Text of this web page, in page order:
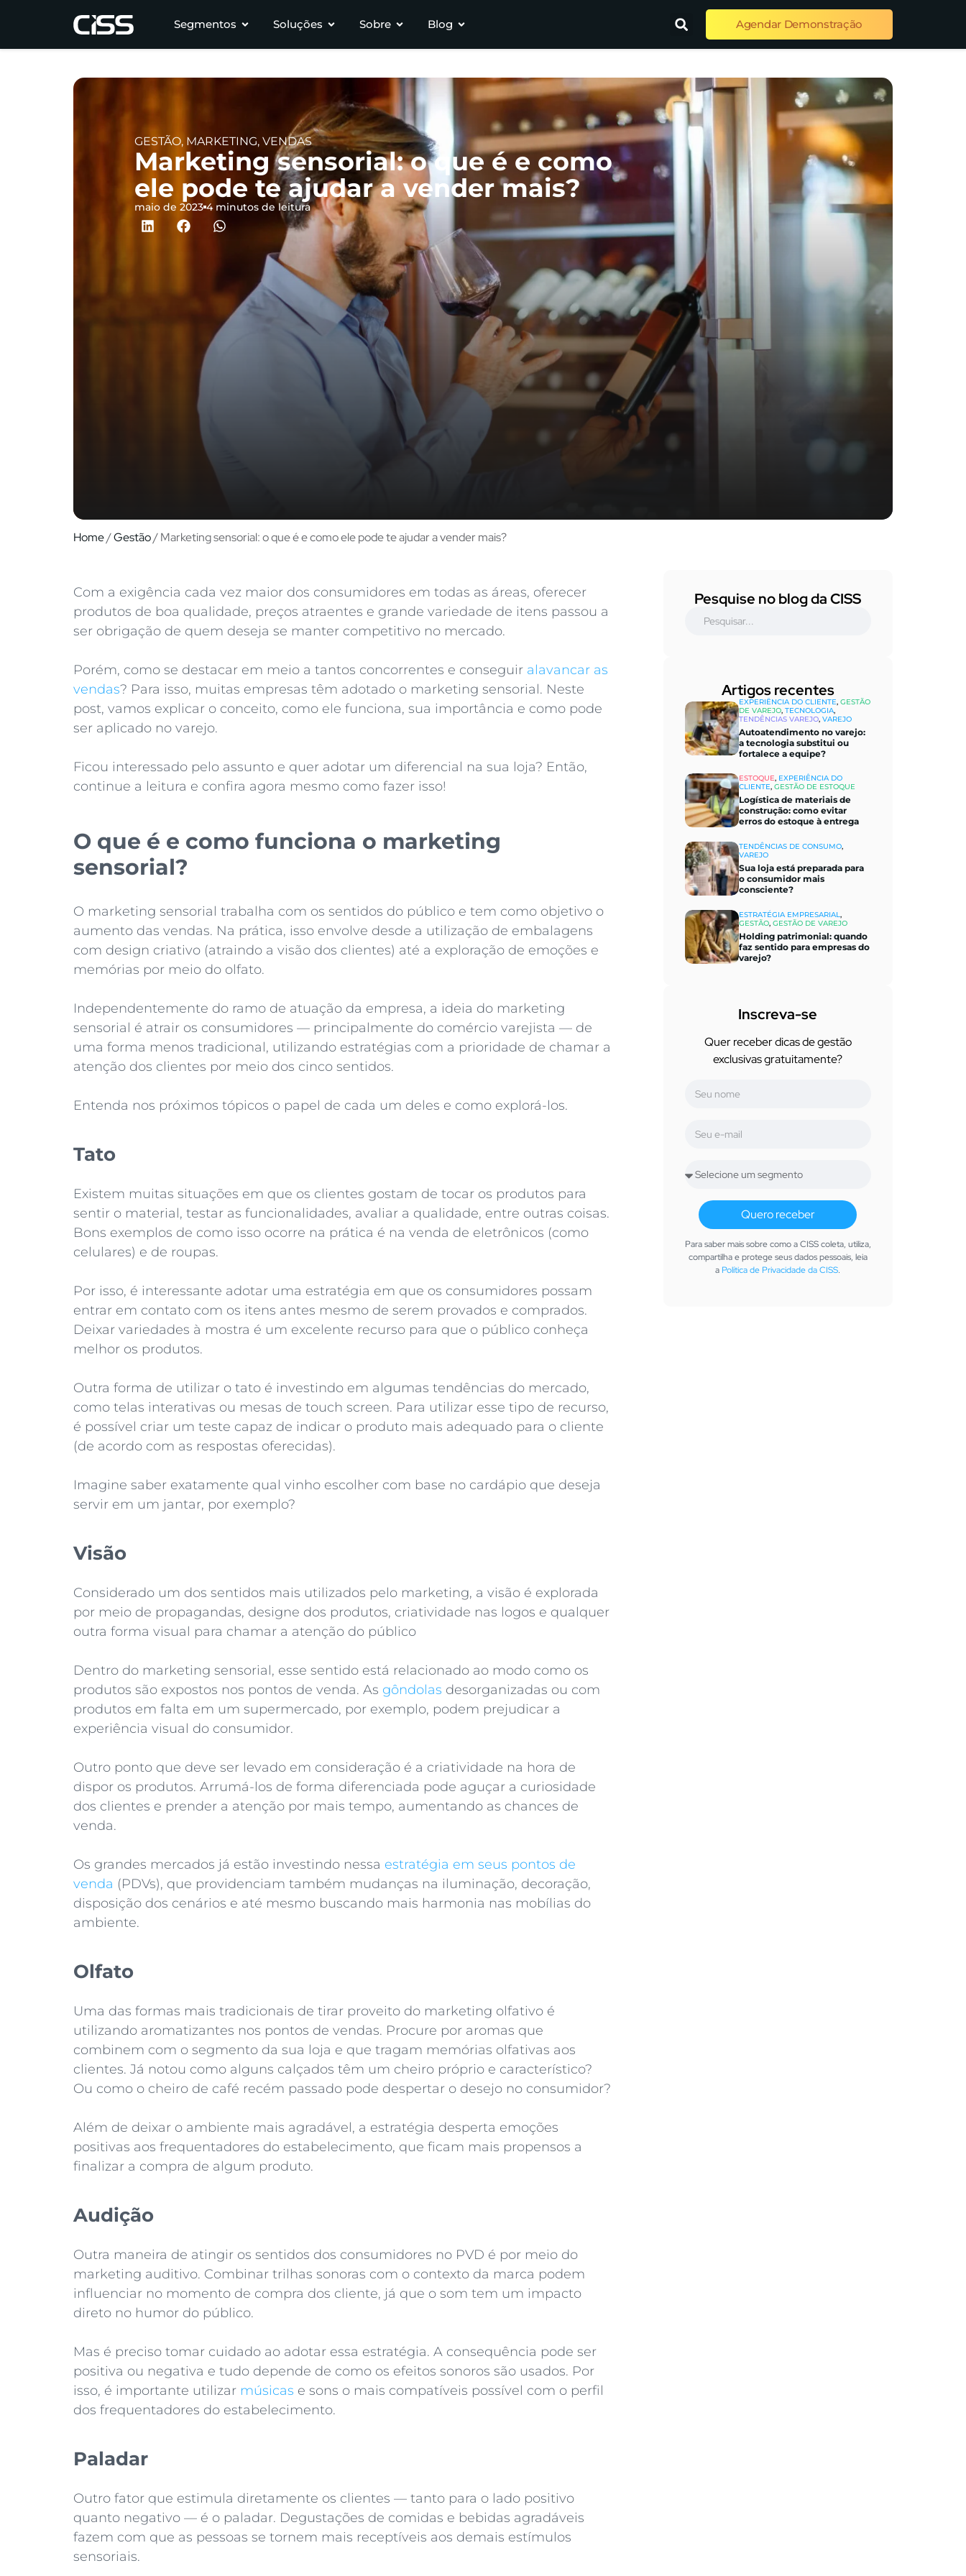
Segmentos Soluções Sobre Blog Agendar Demonstração
GESTÃO, MARKETING, VENDAS
Marketing sensorial: o que é e como
ele pode te ajudar a vender mais?
maio de 2023 4 minutos de leitura
Home/Gestão/Marketing sensorial: o que é e como ele pode te ajudar a vender mais?
Com a exigência cada vez maior dos consumidores em todas as áreas, oferecer
produtos de boa qualidade, preços atraentes e grande variedade de itens passou a
ser obrigação de quem deseja se manter competitivo no mercado.
Porém, como se destacar em meio a tantos concorrentes e conseguir alavancar as
vendas? Para isso, muitas empresas têm adotado o marketing sensorial. Neste
post, vamos explicar o conceito, como ele funciona, sua importância e como pode
ser aplicado no varejo.
Ficou interessado pelo assunto e quer adotar um diferencial na sua loja? Então,
continue a leitura e confira agora mesmo como fazer isso!
O que é e como funciona o marketing
sensorial?
O marketing sensorial trabalha com os sentidos do público e tem como objetivo o
aumento das vendas. Na prática, isso envolve desde a utilização de embalagens
com design criativo (atraindo a visão dos clientes) até a exploração de emoções e
memórias por meio do olfato.
Independentemente do ramo de atuação da empresa, a ideia do marketing
sensorial é atrair os consumidores — principalmente do comércio varejista — de
uma forma menos tradicional, utilizando estratégias com a prioridade de chamar a
atenção dos clientes por meio dos cinco sentidos.
Entenda nos próximos tópicos o papel de cada um deles e como explorá-los.
Tato
Existem muitas situações em que os clientes gostam de tocar os produtos para
sentir o material, testar as funcionalidades, avaliar a qualidade, entre outras coisas.
Bons exemplos de como isso ocorre na prática é na venda de eletrônicos (como
celulares) e de roupas.
Por isso, é interessante adotar uma estratégia em que os consumidores possam
entrar em contato com os itens antes mesmo de serem provados e comprados.
Deixar variedades à mostra é um excelente recurso para que o público conheça
melhor os produtos.
Outra forma de utilizar o tato é investindo em algumas tendências do mercado,
como telas interativas ou mesas de touch screen. Para utilizar esse tipo de recurso,
é possível criar um teste capaz de indicar o produto mais adequado para o cliente
(de acordo com as respostas oferecidas).
Imagine saber exatamente qual vinho escolher com base no cardápio que deseja
servir em um jantar, por exemplo?
Visão
Considerado um dos sentidos mais utilizados pelo marketing, a visão é explorada
por meio de propagandas, designe dos produtos, criatividade nas logos e qualquer
outra forma visual para chamar a atenção do público
Dentro do marketing sensorial, esse sentido está relacionado ao modo como os
produtos são expostos nos pontos de venda. As gôndolas desorganizadas ou com
produtos em falta em um supermercado, por exemplo, podem prejudicar a
experiência visual do consumidor.
Outro ponto que deve ser levado em consideração é a criatividade na hora de
dispor os produtos. Arrumá-los de forma diferenciada pode aguçar a curiosidade
dos clientes e prender a atenção por mais tempo, aumentando as chances de
venda.
Os grandes mercados já estão investindo nessa estratégia em seus pontos de
venda (PDVs), que providenciam também mudanças na iluminação, decoração,
disposição dos cenários e até mesmo buscando mais harmonia nas mobílias do
ambiente.
Olfato
Uma das formas mais tradicionais de tirar proveito do marketing olfativo é
utilizando aromatizantes nos pontos de vendas. Procure por aromas que
combinem com o segmento da sua loja e que tragam memórias olfativas aos
clientes. Já notou como alguns calçados têm um cheiro próprio e característico?
Ou como o cheiro de café recém passado pode despertar o desejo no consumidor?
Além de deixar o ambiente mais agradável, a estratégia desperta emoções
positivas aos frequentadores do estabelecimento, que ficam mais propensos a
finalizar a compra de algum produto.
Audição
Outra maneira de atingir os sentidos dos consumidores no PVD é por meio do
marketing auditivo. Combinar trilhas sonoras com o contexto da marca podem
influenciar no momento de compra dos cliente, já que o som tem um impacto
direto no humor do público.
Mas é preciso tomar cuidado ao adotar essa estratégia. A consequência pode ser
positiva ou negativa e tudo depende de como os efeitos sonoros são usados. Por
isso, é importante utilizar músicas e sons o mais compatíveis possível com o perfil
dos frequentadores do estabelecimento.
Paladar
Outro fator que estimula diretamente os clientes — tanto para o lado positivo
quanto negativo — é o paladar. Degustações de comidas e bebidas agradáveis
fazem com que as pessoas se tornem mais receptíveis aos demais estímulos
sensoriais.
Pesquise no blog da CISS
Artigos recentes​
EXPERIÊNCIA DO CLIENTE, GESTÃO
DE VAREJO, TECNOLOGIA,
TENDÊNCIAS VAREJO, VAREJO
Autoatendimento no varejo:
a tecnologia substitui ou
fortalece a equipe?
ESTOQUE, EXPERIÊNCIA DO
CLIENTE, GESTÃO DE ESTOQUE
Logística de materiais de
construção: como evitar
erros do estoque à entrega
TENDÊNCIAS DE CONSUMO,
VAREJO
Sua loja está preparada para
o consumidor mais
consciente?
ESTRATÉGIA EMPRESARIAL,
GESTÃO, GESTÃO DE VAREJO
Holding patrimonial: quando
faz sentido para empresas do
varejo?
Inscreva-se
Quer receber dicas de gestão
exclusivas gratuitamente?
Quero receber
Para saber mais sobre como a CISS coleta, utiliza,
compartilha e protege seus dados pessoais, leia
a Política de Privacidade da CISS.